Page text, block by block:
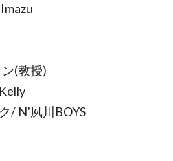
(教授)
/ N'夙川BOYS